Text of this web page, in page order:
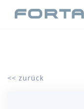
<< zurück